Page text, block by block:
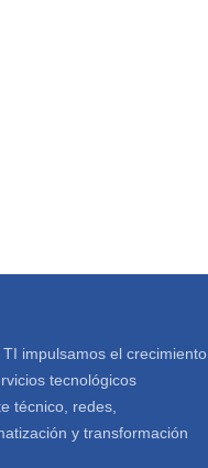
impulsamos el crecimiento
tecnológicos
técnico, redes,
y transformación